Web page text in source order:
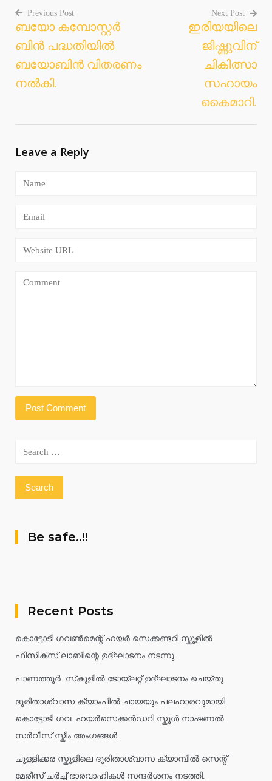
Post
navigation
Previous Post
ബയോ കമ്പോസ്റ്റർ
ബിൻ പദ്ധതിയിൽ
ബയോബിൻ വിതരണം
നൽകി.
Next Post
ഇരിയയിലെ
ജിഷ്ണുവിന്
ചികിത്സാ
സഹായം
കൈമാറി.
Leave a Reply
Search
Be safe..!!
Recent Posts
കൊട്ടോടി ഗവൺമെന്റ് ഹയർ സെക്കണ്ടറി സ്കൂളിൽ
ഫിസിക്സ് ലാബിന്റെ ഉദ്ഘാടനം നടന്നു.
പാണത്തൂർ സ്‌കൂളിൽ ടോയ്ലറ്റ് ഉദ്ഘാടനം ചെയ്തു
ദുരിതാശ്വാസ ക്യാംപിൽ ചായയും പലഹാരവുമായി
കൊട്ടോടി ഗവ. ഹയർസെക്കൻഡറി സ്കൂൾ നാഷണൽ
സർവീസ് സ്കീം അംഗങ്ങൾ.
ചുള്ളിക്കര സ്കൂളിലെ ദുരിതാശ്വാസ ക്യാമ്പിൽ സെന്റ്
മേരീസ് ചർച്ച് ഭാരവാഹികൾ സന്ദർശനം നടത്തി.